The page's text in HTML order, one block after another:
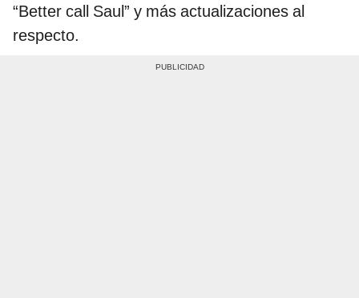
“Better call Saul” y más actualizaciones al
respecto.